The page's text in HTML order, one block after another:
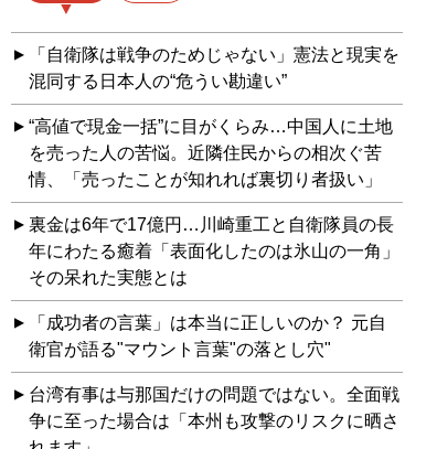
「自衛隊は戦争のためじゃない」憲法と現実を
混同する日本人の“危うい勘違い”
“高値で現金一括”に目がくらみ…中国人に土地
を売った人の苦悩。近隣住民からの相次ぐ苦
情、「売ったことが知れれば裏切り者扱い」
裏金は6年で17億円…川崎重工と自衛隊員の長
年にわたる癒着「表面化したのは氷山の一角」
その呆れた実態とは
「成功者の言葉」は本当に正しいのか？ 元自
衛官が語る"マウント言葉"の落とし穴"
台湾有事は与那国だけの問題ではない。全面戦
争に至った場合は「本州も攻撃のリスクに晒さ